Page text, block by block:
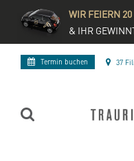
WIR FEIERN
& IHR
Termin buchen 37